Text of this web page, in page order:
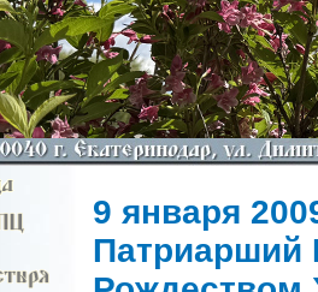
9 января
Патриарший